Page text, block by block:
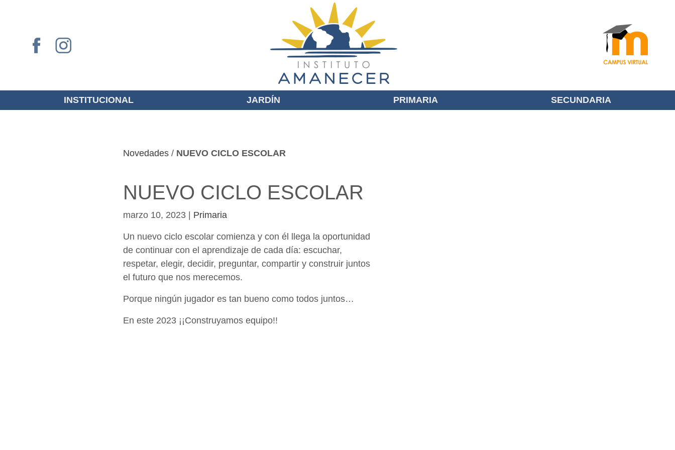
INSTITUCIONAL JARDÍN PRIMARIA SECUNDARIA
Novedades / NUEVO CICLO ESCOLAR
NUEVO CICLO ESCOLAR
marzo 10, 2023 | Primaria
Un nuevo ciclo escolar comienza y con él llega la oportunidad
de continuar con el aprendizaje de cada día: escuchar,
respetar, elegir, decidir, preguntar, compartir y construir juntos
el futuro que nos merecemos.
Porque ningún jugador es tan bueno como todos juntos…
En este 2023 ¡¡Construyamos equipo!!